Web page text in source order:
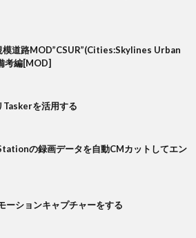
道路MOD”CSUR”(Cities:Skylines Urban
考編[MOD]
を活用する
の録画データを自動CMカットしてエン
ションキャプチャーをする